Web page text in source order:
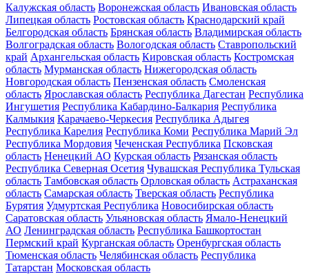
Калужская область Воронежская область Ивановская область
Липецкая область Ростовская область Краснодарский край
Белгородская область Брянская область Владимирская область
Волгоградская область Вологодская область Ставропольский
край Архангельская область Кировская область Костромская
область Мурманская область Нижегородская область
Новгородская область Пензенская область Смоленская
область Ярославская область Республика Дагестан Республика
Ингушетия Республика Кабардино-Балкария Республика
Калмыкия Карачаево-Черкесия Республика Адыгея
Республика Карелия Республика Коми Республика Марий Эл
Республика Мордовия Чеченская Республика Псковская
область Ненецкий АО Курская область Рязанская область
Республика Северная Осетия Чувашская Республика Тульская
область Тамбовская область Орловская область Астраханская
область Самарская область Тверская область Республика
Бурятия Удмуртская Республика Новосибирская область
Саратовская область Ульяновская область Ямало-Ненецкий
АО Ленинградская область Республика Башкортостан
Пермский край Курганская область Оренбургская область
Тюменская область Челябинская область Республика
Татарстан Московская область